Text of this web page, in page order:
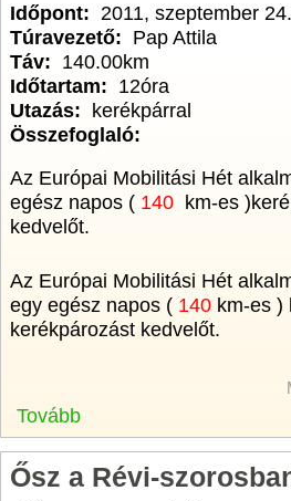
Időpont: 2011, szeptember
Túravezető: Pap Attila
Táv: 140.00km
Időtartam: 12óra
Utazás: kerékpárral
Összefoglaló:
Az Európai Mobilitási Hét
egész napos ( 140 km-es
kedvelőt.
Az Európai Mobilitási Hét
egy egész napos ( 140 km-es )
kerékpározást kedvelőt.
Tovább
Ősz a Révi-